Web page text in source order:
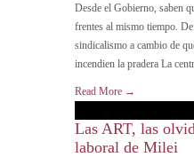
Desde el Gobierno, saben
frentes al mismo tiempo.
sindicalismo a cambio de
incendien la pradera La
Read More →
Las ART, las
laboral de Milei